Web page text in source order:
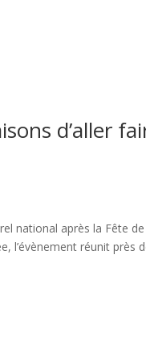
d’aller
national après la Fête
l’évènement réunit